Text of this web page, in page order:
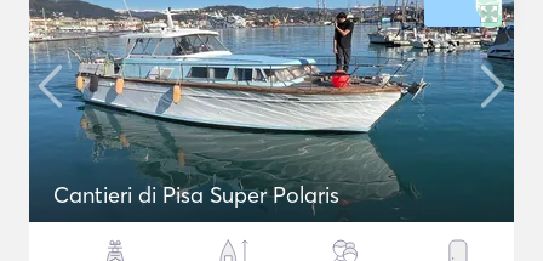
Cantieri di Pisa Super Polaris